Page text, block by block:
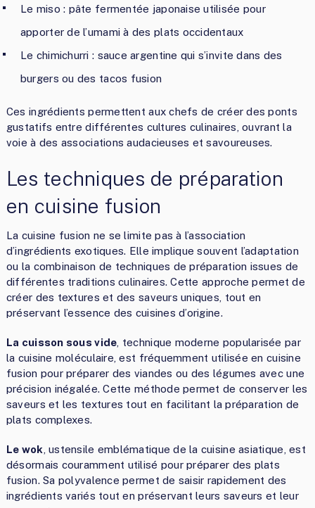
Le miso : pâte fermentée japonaise utilisée pour
apporter de l’umami à des plats occidentaux
Le chimichurri : sauce argentine qui s’invite dans des
burgers ou des tacos fusion
Ces ingrédients permettent aux chefs de créer des ponts
gustatifs entre différentes cultures culinaires, ouvrant la
voie à des associations audacieuses et savoureuses.
Les techniques de préparation
en cuisine fusion
La cuisine fusion ne se limite pas à l’association
d’ingrédients exotiques. Elle implique souvent l’adaptation
ou la combinaison de techniques de préparation issues de
différentes traditions culinaires. Cette approche permet de
créer des textures et des saveurs uniques, tout en
préservant l’essence des cuisines d’origine.
La cuisson sous vide , technique moderne popularisée par
la cuisine moléculaire, est fréquemment utilisée en cuisine
fusion pour préparer des viandes ou des légumes avec une
précision inégalée. Cette méthode permet de conserver les
saveurs et les textures tout en facilitant la préparation de
plats complexes.
Le wok , ustensile emblématique de la cuisine asiatique, est
désormais couramment utilisé pour préparer des plats
fusion. Sa polyvalence permet de saisir rapidement des
ingrédients variés tout en préservant leurs saveurs et leur